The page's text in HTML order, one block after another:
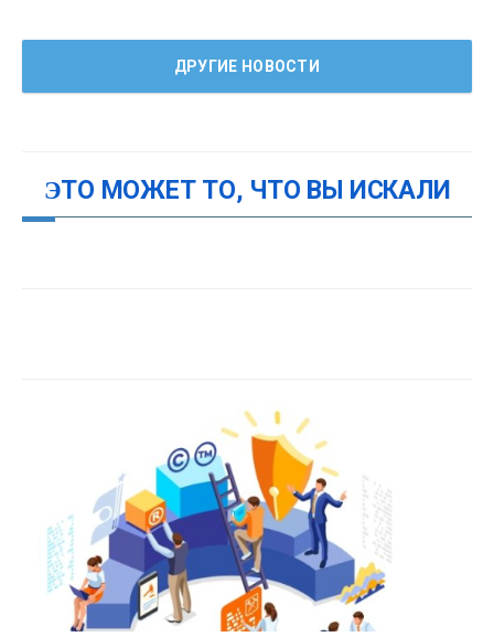
ДРУГИЕ НОВОСТИ
ЭТО МОЖЕТ ТО, ЧТО ВЫ ИСКАЛИ